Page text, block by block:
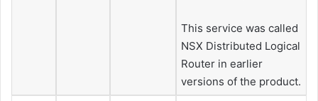
This service was called
NSX Distributed Logical
Router in earlier
versions of the product.